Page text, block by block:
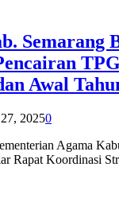
Semarang
Awal
20250
Agama
Rapat Koordinasi